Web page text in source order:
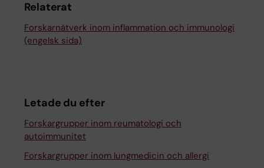
Relaterat
Forskarnätverk inom inflammation och immunologi
(engelsk sida)
Letade du efter
Forskargrupper inom reumatologi och
autoimmunitet
Forskargrupper inom lungmedicin och allergi